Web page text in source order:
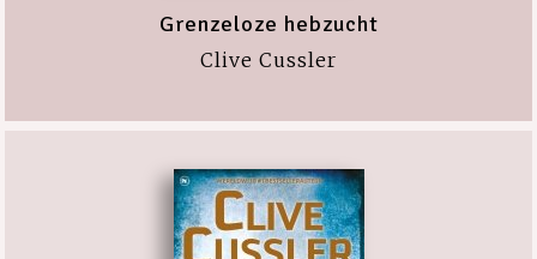
Grenzeloze hebzucht
Clive Cussler